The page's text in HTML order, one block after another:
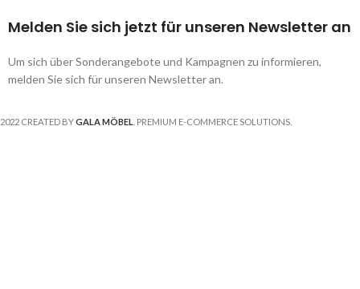
Melden Sie sich jetzt für unseren Newsletter an
Um sich über Sonderangebote und Kampagnen zu informieren,
melden Sie sich für unseren Newsletter an.
2022 CREATED BYGALA MÖBEL . PREMIUM E-COMMERCE SOLUTIONS.